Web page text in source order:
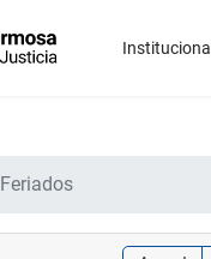
Institucional
Feriados